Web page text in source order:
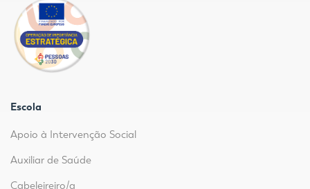
Escola
Apoio à Intervenção Social
Auxiliar de Saúde
Cabeleireiro/a